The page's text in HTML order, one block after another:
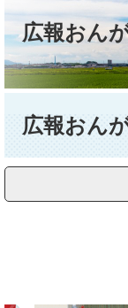
文
へ
広報おん
広報おん